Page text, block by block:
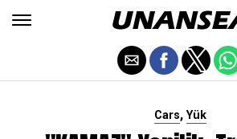
Cars,Yük